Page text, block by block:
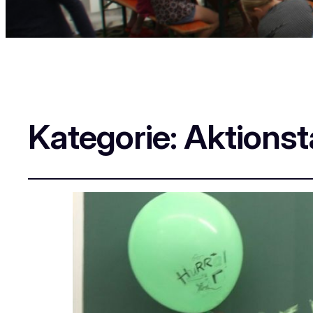
Kategorie: